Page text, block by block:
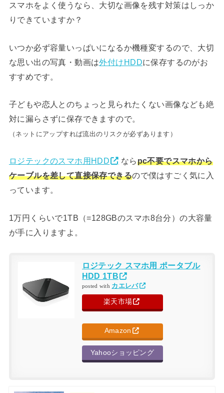
スマホをよく使うなら、大切な画像を残す対策はしっか
りできていますか？
いつか必ず容量いっぱいになるか機種変するので、大切
な思い出の写真・動画は外付けHDDに保存するのがお
すすめです。
子どもや恋人とのちょっと見られたくない画像なども絶
対に漏らさずに保存できますので。
（ネットにアップすれば流出のリスクが必ずあります）
ロジテックのスマホ用HDD ならpc不要でスマホから
ケーブルを差して直接保存できるので僕はすごく気に入
っています。
1万円くらいで1TB（=128GBのスマホ8台分）の大容量
が手に入りますよ。
ロジテック スマホ用 ポータブル
HDD 1TB
posted with カエレバ
楽天市場
Amazon
Yahooショッピング